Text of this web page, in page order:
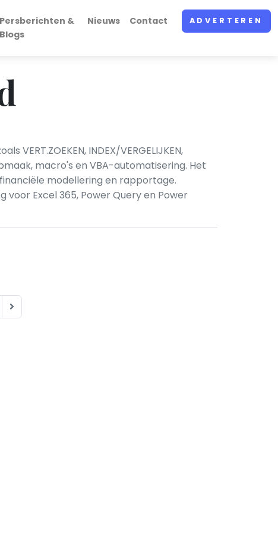
Persberichten &
Blogs
Nieuws Contact ADVERTEREN
INDEX/VERGELIJKEN,
macro's en VBA-automatisering. Het
modellering en rapportage.
Excel 365, Power Query en Power